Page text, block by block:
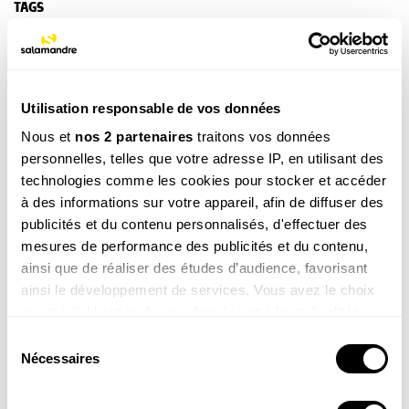
Utilisation responsable de vos données
Nous et nos 2 partenaires traitons vos données
personnelles, telles que votre adresse IP, en utilisant des
technologies comme les cookies pour stocker et accéder
à des informations sur votre appareil, afin de diffuser des
publicités et du contenu personnalisés, d'effectuer des
mesures de performance des publicités et du contenu,
ainsi que de réaliser des études d’audience, favorisant
ainsi le développement de services. Vous avez le choix
tout moment en consultant la Déclaration relative aux
cookies ou en cliquant sur l'icône de confidentialité.
Nécessaires
TAGS
REVUE SALAMANDRE
Plongez au coeur d'une nature insolite près de chez
vous
Découvrir la revue
8-12